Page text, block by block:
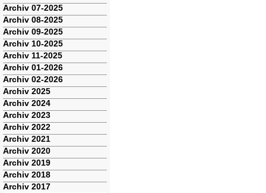
Archiv 07-2025
Archiv 08-2025
Archiv 09-2025
Archiv 10-2025
Archiv 11-2025
Archiv 01-2026
Archiv 02-2026
Archiv 2025
Archiv 2024
Archiv 2023
Archiv 2022
Archiv 2021
Archiv 2020
Archiv 2019
Archiv 2018
Archiv 2017